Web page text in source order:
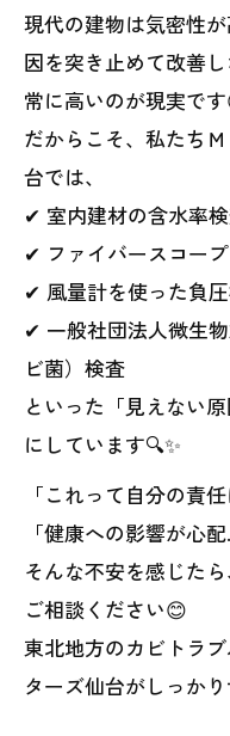
現代の建物は気密性
因を突き止めて改善
常に高いのが現実で
だからこそ、私たち
台では、
✔ 室内建材の含水率
✔ ファイバースコー
✔ 風量計を使った負
✔ 一般社団法人微生
ビ菌）検査
といった「見えない
にしています🔍✨
「これって自分の責
「健康への影響が心配
そんな不安を感じた
ご相談ください😊
東北地方のカビトラ
ターズ仙台がしっか